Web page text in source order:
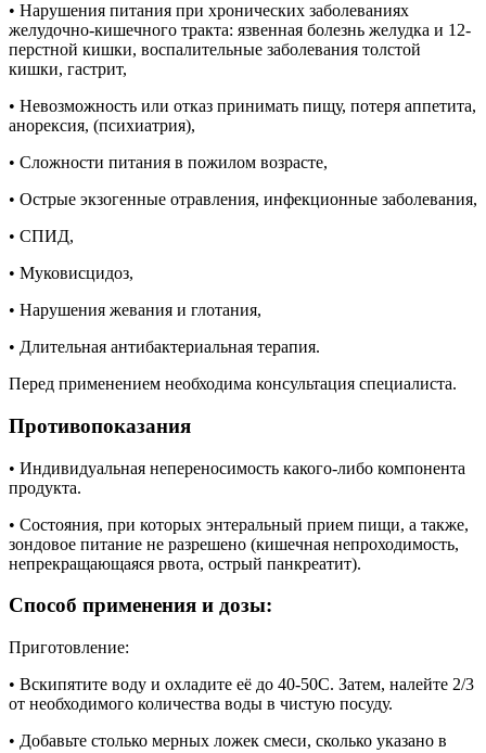
• Нарушения питания при хронических заболеваниях
желудочно-кишечного тракта: язвенная болезнь желудка и 12-
перстной кишки, воспалительные заболевания толстой
кишки, гастрит,
• Невозможность или отказ принимать пищу, потеря аппетита,
анорексия, (психиатрия),
• Сложности питания в пожилом возрасте,
• Острые экзогенные отравления, инфекционные заболевания,
• СПИД,
• Муковисцидоз,
• Нарушения жевания и глотания,
• Длительная антибактериальная терапия.
Перед применением необходима консультация специалиста.
Противопоказания
• Индивидуальная непереносимость какого-либо компонента
продукта.
• Состояния, при которых энтеральный прием пищи, а также,
зондовое питание не разрешено (кишечная непроходимость,
непрекращающаяся рвота, острый панкреатит).
Способ применения и дозы:
Приготовление:
• Вскипятите воду и охладите её до 40-50С. Затем, налейте 2/3
от необходимого количества воды в чистую посуду.
• Добавьте столько мерных ложек смеси, сколько указано в